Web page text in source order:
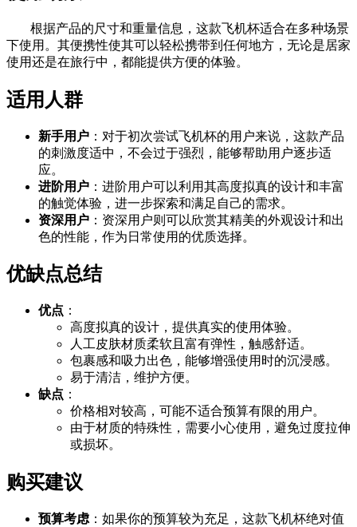
根据产品的尺寸和重量信息，这款飞机杯适合在多种场景
下使用。其便携性使其可以轻松携带到任何地方，无论是居家
使用还是在旅行中，都能提供方便的体验。
适用人群
新手用户 ：对于初次尝试飞机杯的用户来说，这款产品
的刺激度适中，不会过于强烈，能够帮助用户逐步适
应。
进阶用户 ：进阶用户可以利用其高度拟真的设计和丰富
的触觉体验，进一步探索和满足自己的需求。
资深用户 ：资深用户则可以欣赏其精美的外观设计和出
色的性能，作为日常使用的优质选择。
优缺点总结
优点 ：
高度拟真的设计，提供真实的使用体验。
人工皮肤材质柔软且富有弹性，触感舒适。
包裹感和吸力出色，能够增强使用时的沉浸感。
易于清洁，维护方便。
缺点 ：
价格相对较高，可能不适合预算有限的用户。
由于材质的特殊性，需要小心使用，避免过度拉伸
或损坏。
购买建议
预算考虑 ：如果你的预算较为充足，这款飞机杯绝对值